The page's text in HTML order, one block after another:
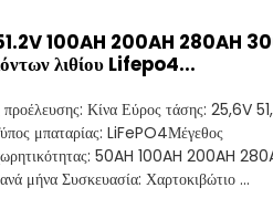
100AH ​​200AH 280AH
λιθίου Lifepo4...
Κίνα Εύρος τάσης: 25,6V
μπαταρίας: LiFePO4Μέγεθος
50AH 100AH ​​200AH
μήνα Συσκευασία: Χαρτοκιβώτιο ...